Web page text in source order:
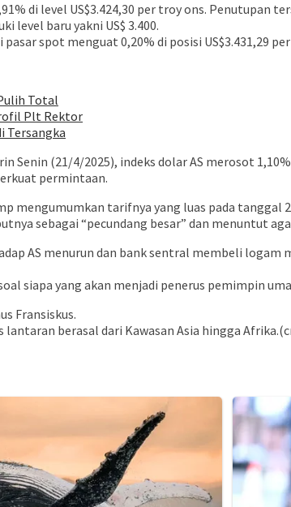
di level US$3.424,30 per troy ons. Penutupan
level baru yakni US$ 3.400.
spot menguat 0,20% di posisi US$3.431,29
Total
Plt Rektor
Tersangka
Senin (21/4/2025), indeks dolar AS merosot
permintaan.
mengumumkan tarifnya yang luas pada tanggal
sebagai “pecundang besar” dan menuntut
AS menurun dan bank sentral membeli
siapa yang akan menjadi penerus pemimpin
Fransiskus.
berasal dari Kawasan Asia hingga